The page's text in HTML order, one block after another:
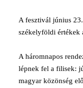
A fesztivál június
székelyföldi értékek
A háromnapos
lépnek fel a filisek:
magyar közönség